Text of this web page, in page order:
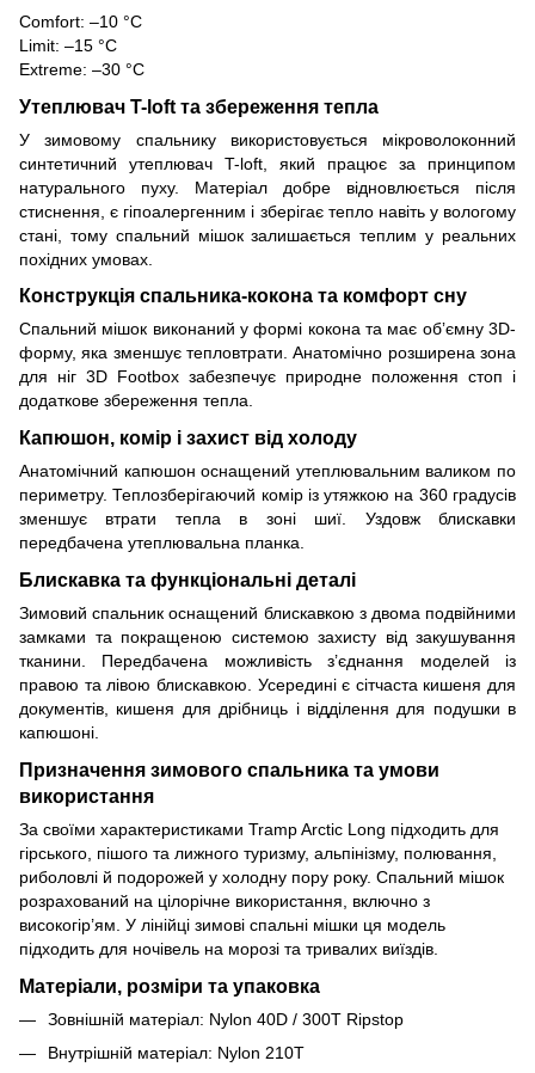
Comfort: –10 °C
Limit: –15 °C
Extreme: –30 °C
Утеплювач T-loft та збереження тепла
У зимовому спальнику використовується мікроволоконний
синтетичний утеплювач T-loft, який працює за принципом
натурального пуху. Матеріал добре відновлюється після
стиснення, є гіпоалергенним і зберігає тепло навіть у вологому
стані, тому спальний мішок залишається теплим у реальних
похідних умовах.
Конструкція спальника-кокона та комфорт сну
Спальний мішок виконаний у формі кокона та має обʼємну 3D-
форму, яка зменшує тепловтрати. Анатомічно розширена зона
для ніг 3D Footbox забезпечує природне положення стоп і
додаткове збереження тепла.
Капюшон, комір і захист від холоду
Анатомічний капюшон оснащений утеплювальним валиком по
периметру. Теплозберігаючий комір із утяжкою на 360 градусів
зменшує втрати тепла в зоні шиї. Уздовж блискавки
передбачена утеплювальна планка.
Блискавка та функціональні деталі
Зимовий спальник оснащений блискавкою з двома подвійними
замками та покращеною системою захисту від закушування
тканини. Передбачена можливість з’єднання моделей із
правою та лівою блискавкою. Усередині є сітчаста кишеня для
документів, кишеня для дрібниць і відділення для подушки в
капюшоні.
Призначення зимового спальника та умови
використання
За своїми характеристиками Tramp Arctic Long підходить для
гірського, пішого та лижного туризму, альпінізму, полювання,
риболовлі й подорожей у холодну пору року. Спальний мішок
розрахований на цілорічне використання, включно з
високогір’ям. У лінійці зимові спальні мішки ця модель
підходить для ночівель на морозі та тривалих виїздів.
Матеріали, розміри та упаковка
Зовнішній матеріал: Nylon 40D / 300T Ripstop
Внутрішній матеріал: Nylon 210T